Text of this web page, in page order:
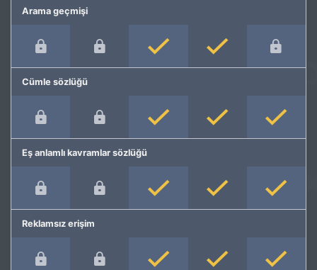
Arama geçmişi
Cümle sözlüğü
Eş anlamlı kavramlar sözlüğü
Reklamsız erişim